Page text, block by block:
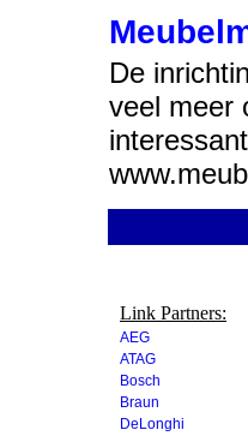
De
veel meer
Link Partners:
AEG
ATAG
Bosch
Braun
DeLonghi